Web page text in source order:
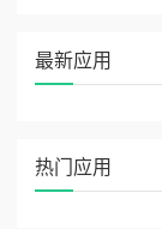
最新应用
热门应用